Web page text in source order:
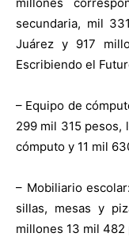
millones
secundaria, mil
Juárez y 917
Escribiendo el
– Equipo de
299 mil 315 pesos,
cómputo y 11 mil
– Mobiliario
sillas, mesas y
millones 13 mil 482